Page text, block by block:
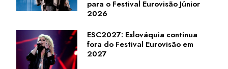
para o Festival Eurovisão Júnior
2026
ESC2027: Eslováquia continua
fora do Festival Eurovisão em
2027